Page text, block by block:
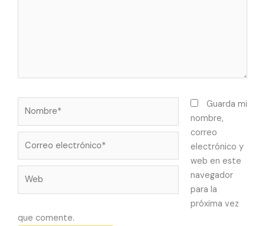
electrónico*
Guarda mi
nombre,
correo
electrónico y
web en este
navegador
para la
próxima vez
que comente.